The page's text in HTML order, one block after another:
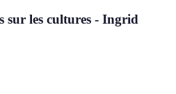
sur les cultures - Ingrid